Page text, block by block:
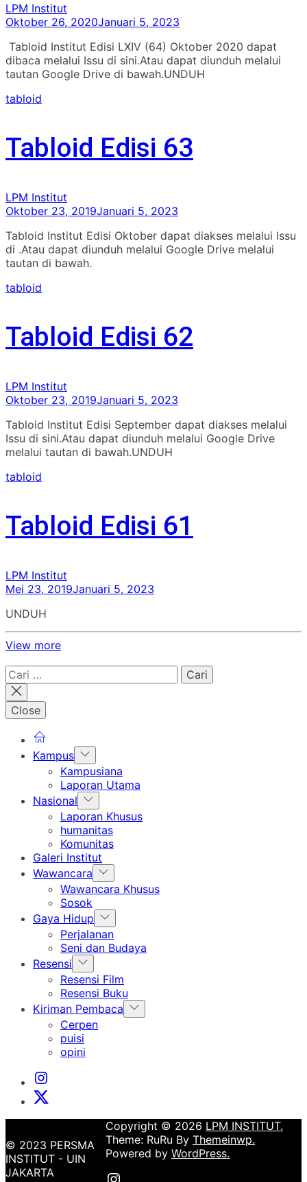
LPM Institut
Oktober 26, 2020Januari 5, 2023
Tabloid Institut Edisi LXIV (64) Oktober 2020 dapat
dibaca melalui Issu di sini.Atau dapat diunduh melalui
tautan Google Drive di bawah.UNDUH
tabloid
Tabloid Edisi 63
LPM Institut
Oktober 23, 2019Januari 5, 2023
Tabloid Institut Edisi Oktober dapat diakses melalui Issu
di .Atau dapat diunduh melalui Google Drive melalui
tautan di bawah.
tabloid
Tabloid Edisi 62
LPM Institut
Oktober 23, 2019Januari 5, 2023
Tabloid Institut Edisi September dapat diakses melalui
Issu di sini.Atau dapat diunduh melalui Google Drive
melalui tautan di bawah.UNDUH
tabloid
Tabloid Edisi 61
LPM Institut
Mei 23, 2019Januari 5, 2023
UNDUH
View more
Cari
untuk:
Close
Kampus Show
sub
menu
Kampusiana
Laporan Utama
Nasional Show
sub
menu
Laporan Khusus
humanitas
Komunitas
Galeri Institut
Wawancara Show
sub
Wawancara Khusus
Sosok
Gaya Hidup Show
sub
menu
Perjalanan
Seni dan Budaya
Resensi Show
sub
menu
Resensi Film
Resensi Buku
Kiriman Pembaca Show
sub
Cerpen
puisi
opini
Instagram
Institut
X
Institut
© 2023 PERSMA
INSTITUT - UIN
JAKARTA
Copyright © 2026 LPM INSTITUT.
Theme: RuRu By Themeinwp.
Powered by WordPress.
Instagram